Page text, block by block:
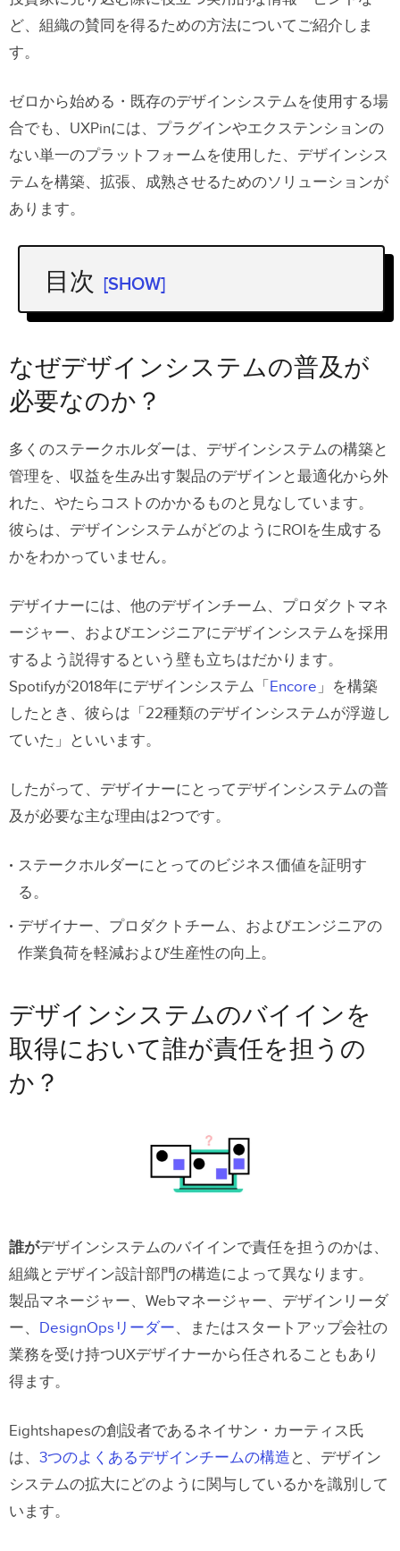
ど、組織の賛同を得るための方法についてご紹介しま
す。
ゼロから始める・既存のデザインシステムを使用する場
合でも、UXPinには、プラグインやエクステンションの
ない単一のプラットフォームを使用した、デザインシス
テムを構築、拡張、成熟させるためのソリューションが
あります。
目次 [SHOW]
なぜデザインシステムの普及が必要な
のか？
デザインシステムのバイインを取得に
おいて誰が責任を担うのか？
ステークホルダーにデザインシステム
を提案するタイミングは？
デザインシステムをどのように普及す
るか？
ステップ2–調査に基づいてプレゼンの準
備
ステップ3–味方を見つけてチームを教育
ステップ４ー ステークホルダーへのプ
ステップ5–継続的な伝導とアウトリーチ
構築、拡張、および成熟
なぜデザインシステムの普及が
必要なのか？
多くのステークホルダーは、デザインシステムの構築と
管理を、収益を生み出す製品のデザインと最適化から外
れた、やたらコストのかかるものと見なしています。
彼らは、デザインシステムがどのようにROIを生成する
かをわかっていません。
デザイナーには、他のデザインチーム、プロダクトマネ
ージャー、およびエンジニアにデザインシステムを採用
するよう説得するという壁も立ちはだかります。
Spotifyが2018年にデザインシステム「 Encore 」を構築
したとき、彼らは「22種類のデザインシステムが浮遊し
ていた」といいます。
したがって、デザイナーにとってデザインシステムの普
及が必要な主な理由は2つです。
ステークホルダーにとってのビジネス価値を証明す
る。
デザイナー、プロダクトチーム、およびエンジニアの
作業負荷を軽減および生産性の向上。
デザインシステムのバイインを
取得において誰が責任を担うの
か？
誰がデザインシステムのバイインで責任を担うのかは、
組織とデザイン設計部門の構造によって異なります。
製品マネージャー、Webマネージャー、デザインリーダ
ー、 DesignOpsリーダー、またはスタートアップ会社の
業務を受け持つUXデザイナーから任されることもあり
得ます。
Eightshapesの創設者であるネイサン・カーティス氏
は、 3つのよくあるデザインチームの構造 と、デザイン
システムの拡大にどのように関与しているかを識別して
います。